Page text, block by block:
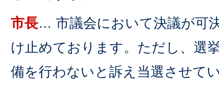
市長… 市議会において決議が可
け止めております。ただし、選
備を行わないと訴え当選させて